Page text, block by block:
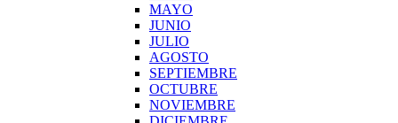
MAYO
JUNIO
JULIO
AGOSTO
SEPTIEMBRE
OCTUBRE
NOVIEMBRE